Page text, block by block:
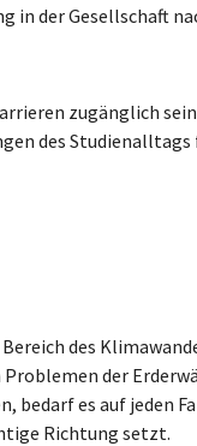
in der Gesellschaft
zugänglich
des
des
der
es auf jeden
Richtung setzt.